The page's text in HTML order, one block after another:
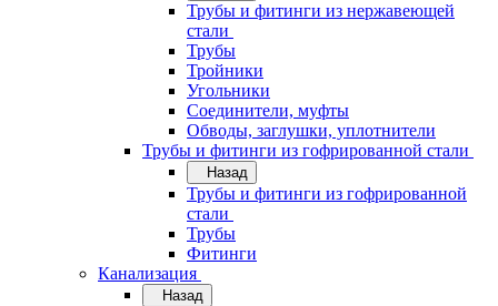
Трубы и фитинги из нержавеющей
стали
Трубы
Тройники
Угольники
Соединители, муфты
Обводы, заглушки, уплотнители
Трубы и фитинги из гофрированной стали
Назад
Трубы и фитинги из гофрированной
стали
Трубы
Фитинги
Канализация
Назад